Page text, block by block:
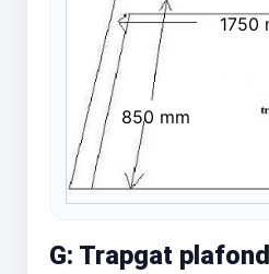
1750
850 mm
G: Trapgat plafond